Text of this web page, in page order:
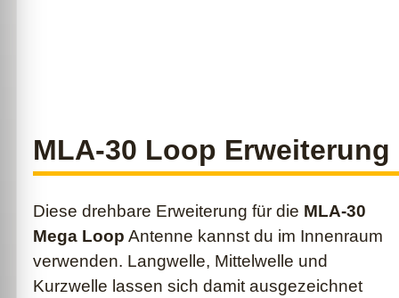
MLA-30 Loop Erweiterung
Diese drehbare Erweiterung für die MLA-30
Mega Loop Antenne kannst du im Innenraum
verwenden. Langwelle, Mittelwelle und
Kurzwelle lassen sich damit ausgezeichnet